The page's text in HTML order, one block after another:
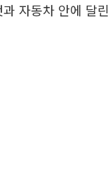
자동차 안에 달